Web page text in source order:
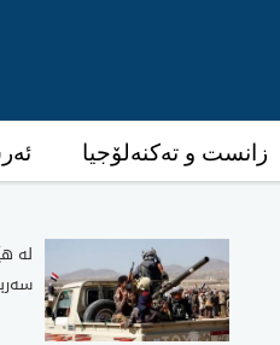
زانست و تەکنەلۆجیا